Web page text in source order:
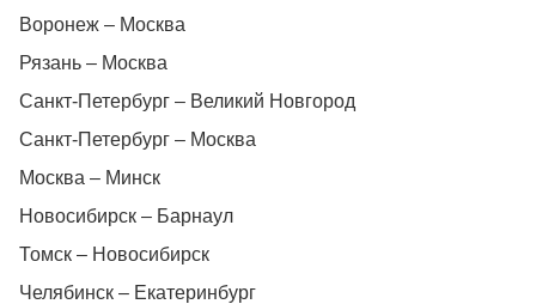
Воронеж – Москва
Рязань – Москва
Санкт-Петербург – Великий Новгород
Санкт-Петербург – Москва
Москва – Минск
Новосибирск – Барнаул
Томск – Новосибирск
Челябинск – Екатеринбург